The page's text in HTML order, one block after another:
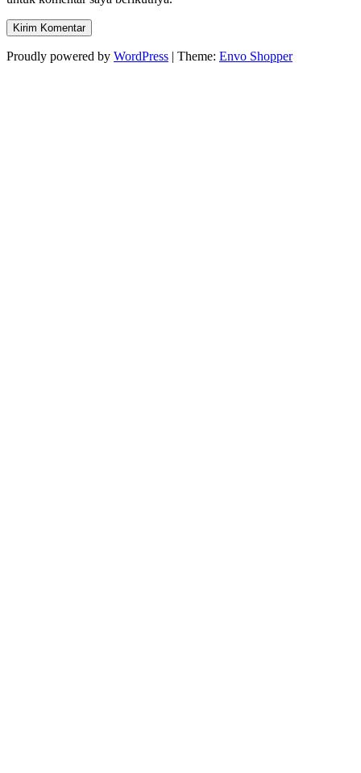
Proudly powered by WordPress | Theme: Envo Shopper